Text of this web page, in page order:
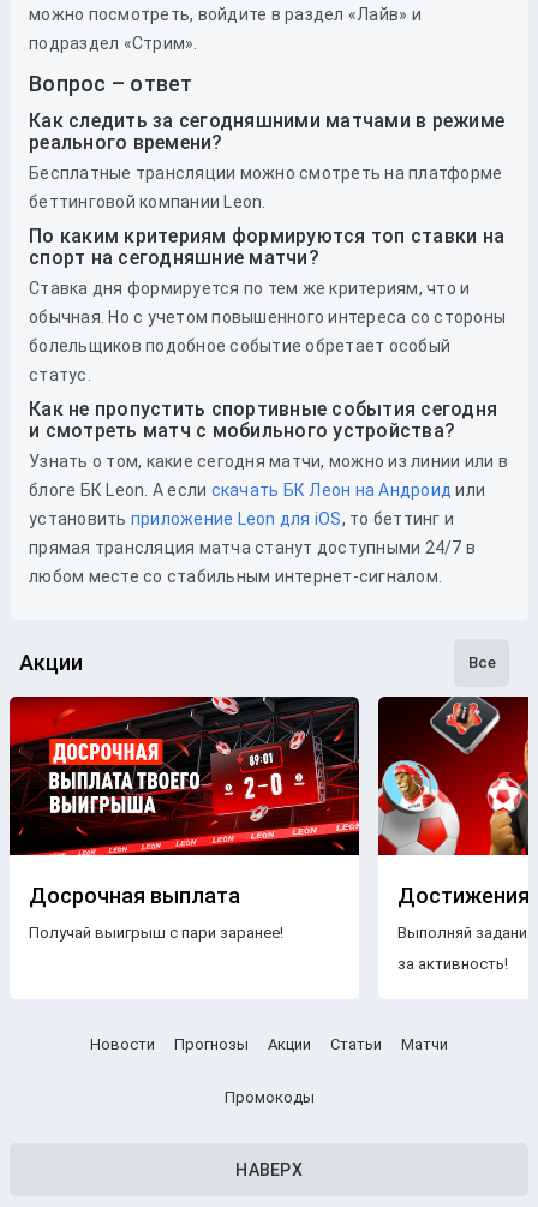
можно посмотреть, войдите в раздел «Лайв» и
подраздел «Стрим».
Вопрос – ответ
Как следить за сегодняшними матчами в режиме
реального времени?
Бесплатные трансляции можно смотреть на платформе
беттинговой компании Leon.
По каким критериям формируются топ ставки на
спорт на сегодняшние матчи?
Ставка дня формируется по тем же критериям, что и
обычная. Но с учетом повышенного интереса со стороны
болельщиков подобное событие обретает особый
статус.
Как не пропустить спортивные события сегодня
и смотреть матч с мобильного устройства?
Узнать о том, какие сегодня матчи, можно из линии или в
блоге БК Leon. А если скачать БК Леон на Андроид или
установить приложение Leon для iOS, то беттинг и
прямая трансляция матча станут доступными 24/7 в
любом месте со стабильным интернет-сигналом.
Акции Все
Досрочная выплата
Получай выигрыш с пари заранее!
Достижения
Выполняй
за активность!
Новости Прогнозы Акции Статьи Матчи
Промокоды
НАВЕРХ